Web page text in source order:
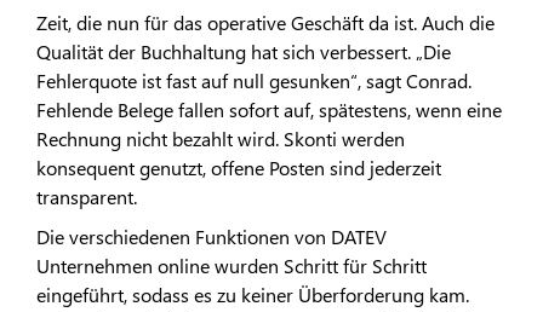
Zeit, die nun für das operative Geschäft da ist. Auch die
Qualität der Buchhaltung hat sich verbessert. „Die
Fehlerquote ist fast auf null gesunken“, sagt Conrad.
Fehlende Belege fallen sofort auf, spätestens, wenn eine
Rechnung nicht bezahlt wird. Skonti werden
konsequent genutzt, offene Posten sind jederzeit
transparent.
Die verschiedenen Funktionen von DATEV
Unternehmen online wurden Schritt für Schritt
eingeführt, sodass es zu keiner Überforderung kam.